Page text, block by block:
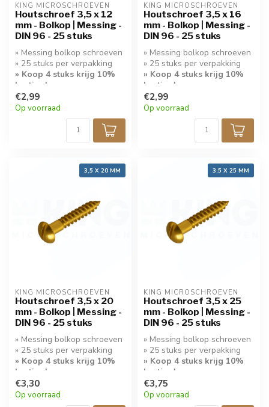
KING MICROSCHROEVEN
Houtschroef 3,5 x 12
mm - Bolkop | Messing -
DIN 96 - 25 stuks
» Messing bolkop schroeven
» 25 stuks per verpakking
» Koop 4 stuks krijg 10%
korting!
€2,99
Op voorraad
KING MICROSCHROEVEN
Houtschroef 3,5 x 16
mm - Bolkop | Messing -
DIN 96 - 25 stuks
» Messing bolkop schroeven
» 25 stuks per verpakking
» Koop 4 stuks krijg 10%
korting!
€2,99
Op voorraad
3,5 X 20 MM
KING MICROSCHROEVEN
Houtschroef 3,5 x 20
mm - Bolkop | Messing -
DIN 96 - 25 stuks
» Messing bolkop schroeven
» 25 stuks per verpakking
» Koop 4 stuks krijg 10%
korting!
€3,30
Op voorraad
3,5 X 25 MM
KING MICROSCHROEVEN
Houtschroef 3,5 x 25
mm - Bolkop | Messing -
DIN 96 - 25 stuks
» Messing bolkop schroeven
» 25 stuks per verpakking
» Koop 4 stuks krijg 10%
korting!
€3,75
Op voorraad